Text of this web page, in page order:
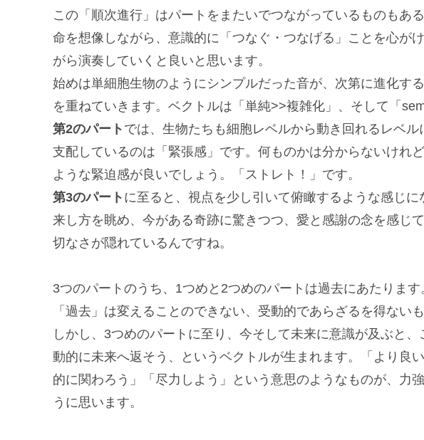
この「順次進行」はパートをまたいでつながっているものもあ
命を想像しながら、意識的に「つなぐ・つなげる」ことを心が
がら演奏していくと良いと思います。
始めは単細胞生物のようにシンプルだった音が、次第に進化す
を重ねていきます。ベクトルは「単純>>複雑化」、そして「
第2のパート では、生物たちも細胞レベルから動き回れるレベ
支配しているのは「緊張感」です。何ものかは分からないけれ
ような緊迫感が良いでしょう。「ストレト！」です。
第3のパート に至ると、視点を少し引いて俯瞰するような感じ
来し方を眺め、今がある奇跡に驚きつつ、愛と感謝の念を感じ
切なさが隠れているんですね。
3つのパートのうち、1つめと2つめのパートは過去にあたります
「過去」は変えることのできない、受動的であらざるを得ないも
しかし、3つめのパートに至り、今そして未来に意識が及ぶと
動的に未来へ返そう、というベクトルが生まれます。「より良
的に関わろう」「尽力しよう」という意思のようなものが、力
うに思います。